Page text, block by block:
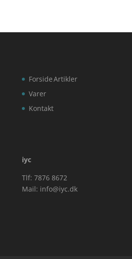
Forside
Varer
Kontakt
Artikler
iyc
Tlf: 7876 8672
Mail: info@iyc.dk